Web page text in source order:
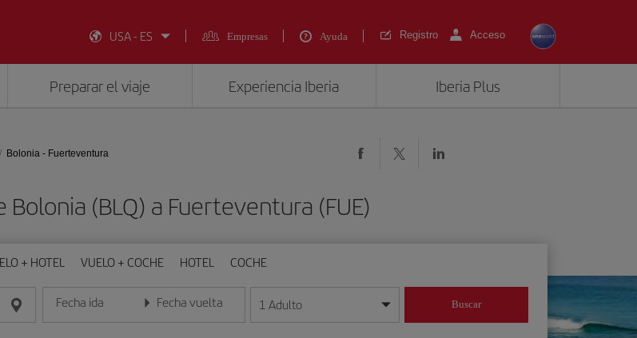
USA - ES
Empresas Ayuda Registro Acceso
Preparar el viaje Experiencia Iberia Iberia Plus
Bolonia - Fuerteventura
(BLQ) a Fuerteventura (FUE)
+ HOTEL VUELO + COCHE HOTEL COCHE
Fecha ida
Introduce la fecha en formato día/mes/año
Fecha vuelta
Introduce la fecha en formato día/mes/año
1 Adulto Buscar